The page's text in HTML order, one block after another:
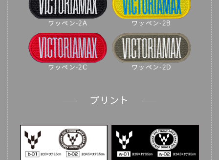
ワッペン-2A ワッペン-2B
ワッペン-2C ワッペン-2D
プリント